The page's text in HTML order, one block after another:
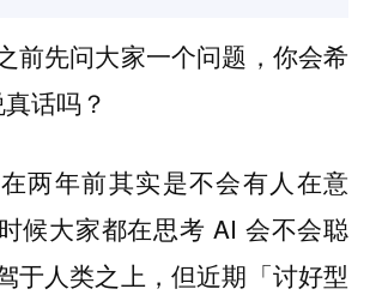
前先问大家一个问题，你会希
话吗？
两年前其实是不会有人在意
候大家都在思考 AI 会不会聪
于人类之上，但近期「讨好型